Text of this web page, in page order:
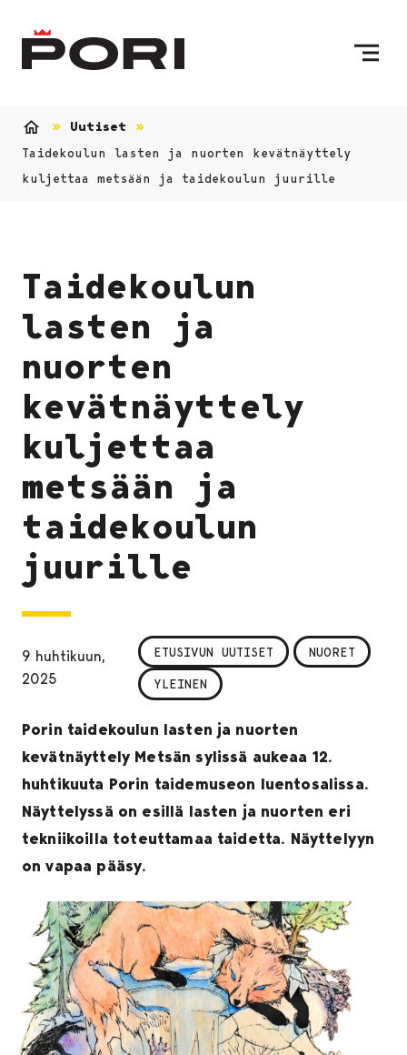
Uutiset
Taidekoulun lasten ja nuorten kevätnäyttely
kuljettaa metsään ja taidekoulun juurille
Taidekoulun
lasten ja
nuorten
kevätnäyttely
kuljettaa
metsään ja
taidekoulun
juurille
9 huhtikuun,
2025
ETUSIVUN UUTISET NUORET
YLEINEN
Porin taidekoulun lasten ja nuorten
kevätnäyttely Metsän sylissä aukeaa 12.
huhtikuuta Porin taidemuseon luentosalissa.
Näyttelyssä on esillä lasten ja nuorten eri
tekniikoilla toteuttamaa taidetta. Näyttelyyn
on vapaa pääsy.